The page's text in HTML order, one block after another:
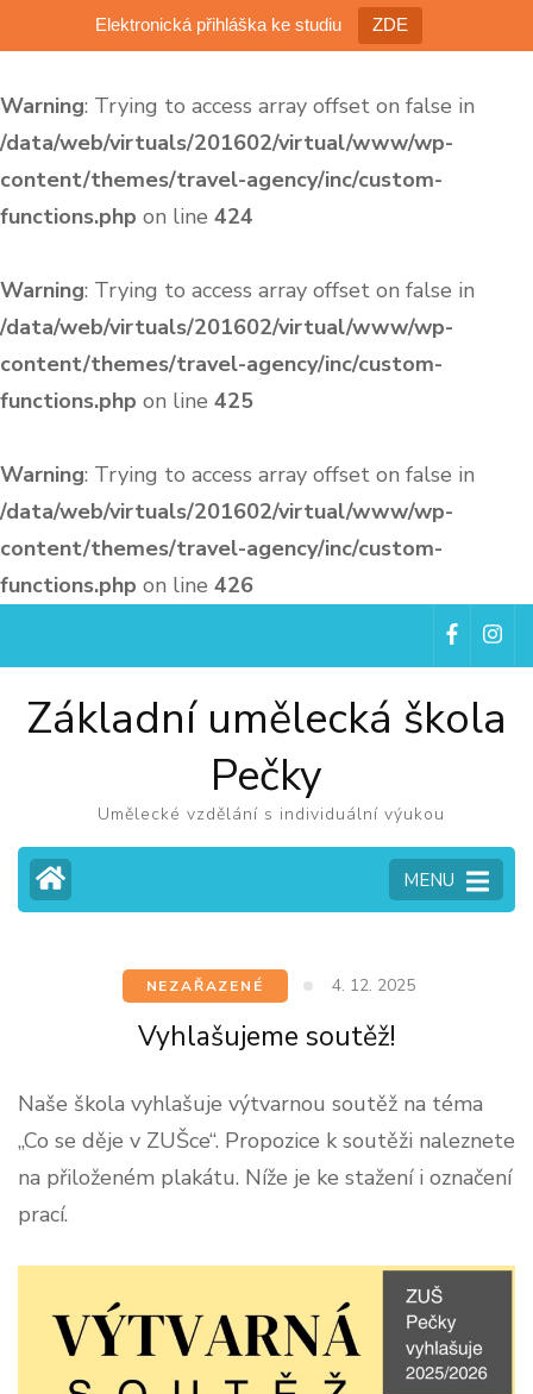
Elektronická přihláška ke studiu ZDE
Warning: Trying to access array offset on false in
/data/web/virtuals/201602/virtual/www/wp-
content/themes/travel-agency/inc/custom-
functions.php on line 424
Warning: Trying to access array offset on false in
/data/web/virtuals/201602/virtual/www/wp-
content/themes/travel-agency/inc/custom-
functions.php on line 425
Warning: Trying to access array offset on false in
/data/web/virtuals/201602/virtual/www/wp-
content/themes/travel-agency/inc/custom-
functions.php on line 426
Základní umělecká škola
Pečky
Umělecké vzdělání s individuální výukou
MENU
NEZAŘAZENÉ 4. 12. 2025
Vyhlašujeme soutěž!
Naše škola vyhlašuje výtvarnou soutěž na téma
„Co se děje v ZUŠce“. Propozice k soutěži naleznete
na přiloženém plakátu. Níže je ke stažení i označení
prací.